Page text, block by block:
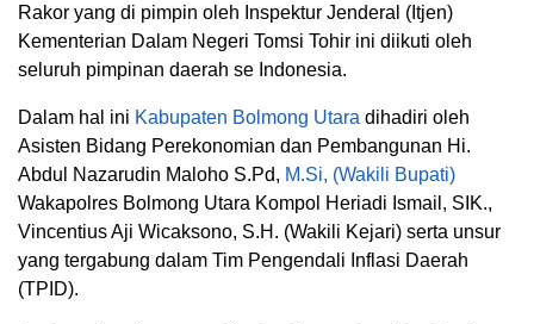
Rakor yang di pimpin oleh Inspektur Jenderal (Itjen)
Kementerian Dalam Negeri Tomsi Tohir ini diikuti oleh
seluruh pimpinan daerah se Indonesia.
Dalam hal ini Kabupaten Bolmong Utara dihadiri oleh
Asisten Bidang Perekonomian dan Pembangunan Hi.
Abdul Nazarudin Maloho S.Pd, M.Si, (Wakili Bupati)
Wakapolres Bolmong Utara Kompol Heriadi Ismail, SIK.,
Vincentius Aji Wicaksono, S.H. (Wakili Kejari) serta unsur
yang tergabung dalam Tim Pengendali Inflasi Daerah
(TPID).